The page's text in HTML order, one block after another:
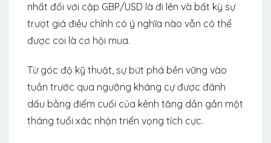
nhất đối với cặp GBP/USD là đi lên và bất kỳ sự
trượt giá điều chỉnh có ý nghĩa nào vẫn có thể
được coi là cơ hội mua.
Từ góc độ kỹ thuật, sự bứt phá bền vững vào
tuần trước qua ngưỡng kháng cự được đánh
dấu bằng điểm cuối của kênh tăng dần gần một
tháng tuổi xác nhận triển vọng tích cực.